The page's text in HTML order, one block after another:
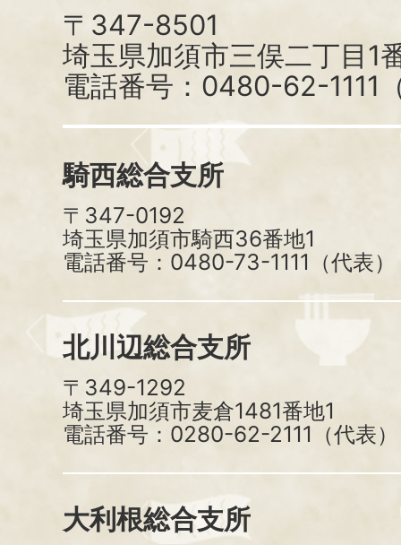
〒347-8501
埼玉県加須市三俣二丁目1
電話番号：0480-62-1111
騎西総合支所
〒347-0192
埼玉県加須市騎西36番地1
電話番号：0480-73-1111（代表）
北川辺総合支所
〒349-1292
埼玉県加須市麦倉1481番地1
電話番号：0280-62-2111（代表）
大利根総合支所